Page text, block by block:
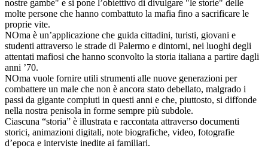
nostre gambe" e si pone l’obiettivo di divulgare "le storie" delle
molte persone che hanno combattuto la mafia fino a sacrificare le
proprie vite.
NOma è un’applicazione che guida cittadini, turisti, giovani e
studenti attraverso le strade di Palermo e dintorni, nei luoghi degli
attentati mafiosi che hanno sconvolto la storia italiana a partire dagli
anni ’70.
NOma vuole fornire utili strumenti alle nuove generazioni per
combattere un male che non è ancora stato debellato, malgrado i
passi da gigante compiuti in questi anni e che, piuttosto, si diffonde
nella nostra penisola in forme sempre più subdole.
Ciascuna “storia” è illustrata e raccontata attraverso documenti
storici, animazioni digitali, note biografiche, video, fotografie
d’epoca e interviste inedite ai familiari.